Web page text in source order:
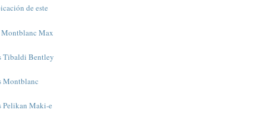
de este
Montblanc Max
Tibaldi Bentley
Montblanc
Pelikan Maki-e